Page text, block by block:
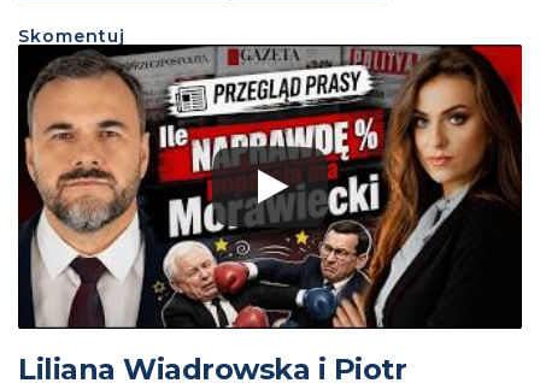
Skomentuj
Liliana Wiadrowska i Piotr